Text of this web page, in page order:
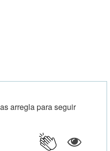
arregla para seguir